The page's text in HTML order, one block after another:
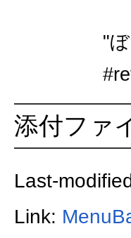
"
添付ファ
Last-
Link: